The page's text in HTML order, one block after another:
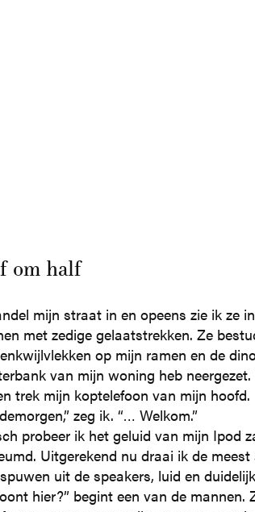
om half
mijn straat in en opeens zie ik ze
met zedige gelaatstrekken. Ze
op mijn ramen en de
van mijn woning heb
trek mijn koptelefoon van mijn hoofd.
zeg ik. “… Welkom.”
probeer ik het geluid van mijn Ipod
Uitgerekend nu draai ik de
uit de speakers, luid en
hier?” begint een van de